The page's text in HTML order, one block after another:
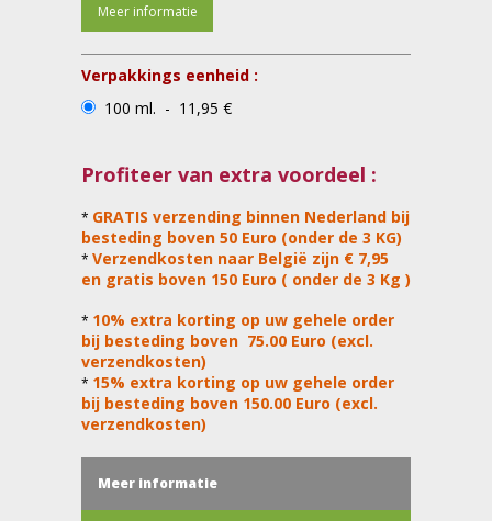
Meer informatie
Verpakkings eenheid :
100 ml. - 11,95 €
Profiteer van extra voordeel :
* GRATIS verzending binnen Nederland bij
besteding boven 50 Euro (onder de 3 KG)
* Verzendkosten naar België zijn € 7,95
en gratis boven 150 Euro ( onder de 3 Kg )
* 10% extra korting op uw gehele order
bij besteding boven 75.00 Euro (excl.
verzendkosten)
* 15% extra korting op uw gehele order
bij besteding boven 150.00 Euro (excl.
verzendkosten)
Meer informatie